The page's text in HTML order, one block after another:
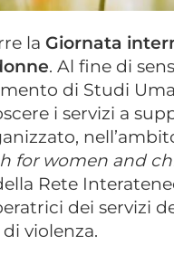
la Giornata
. Al fine di
di Studi
i servizi a
for women and
Rete
dei servizi
violenza.